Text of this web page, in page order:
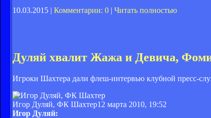
10.03.2015 | Комментарии: 0 | Читать полностью
Дуляй хвалит Жажа и Девича,
Игроки Шахтера дали флеш-интервью клубной пресс-
Игор Дуляй, ФК Шахтер12 марта 2010, 19:52
Игор Дуляй: